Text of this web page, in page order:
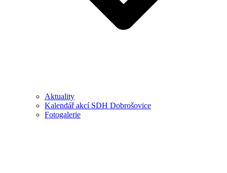
Aktuality
Kalendář akcí SDH Dobrošovice
Fotogalerie